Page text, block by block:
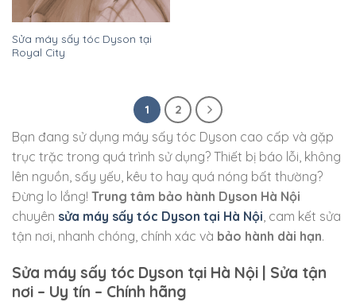
Sửa máy sấy tóc Dyson tại
Royal City
1 2
Bạn đang sử dụng máy sấy tóc Dyson cao cấp và gặp
trục trặc trong quá trình sử dụng? Thiết bị báo lỗi, không
lên nguồn, sấy yếu, kêu to hay quá nóng bất thường?
Đừng lo lắng! Trung tâm bảo hành Dyson Hà Nội
chuyên sửa máy sấy tóc Dyson tại Hà Nội , cam kết sửa
tận nơi, nhanh chóng, chính xác và bảo hành dài hạn.
Sửa máy sấy tóc Dyson tại Hà Nội | Sửa tận
nơi – Uy tín – Chính hãng